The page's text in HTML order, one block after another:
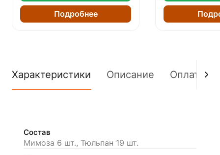
Подробнее
Характеристики Описание Оплата
Состав
Мимоза 6 шт., Тюльпан 19 шт.